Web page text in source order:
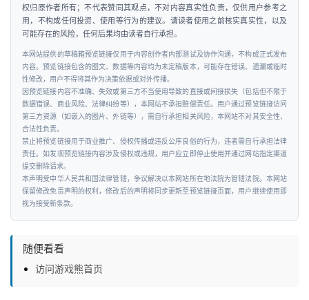
能
车
出
行
行
业
资
讯
权归原作者所有；不代表赞同其观点，不对内容真实性负责，仅供用户参考之
用，不构成任何投资、使用等行为的建议。请读者使用之前核实真实性，以及
可能存在的风险，任何后果均由读者自行承担。
本网站提供的草稿箱预览链接仅用于内容创作者内部测试及协作沟通，不构成正式发布
内容。预览链接包含的图文、数据等内容均为未定稿版本，可能存在错误、遗漏或临时
性修改，用户不得将其作为决策依据或对外传播。
因预览链接内容不准确、失效或第三方不当使用导致的直接或间接损失（包括但不限于
数据错误、商业风险、法律纠纷等），本网站不承担赔偿责任。用户通过预览链接访问
第三方资源（如嵌入的图片、外链等），需自行承担相关风险，本网站不对其安全性、
合法性负责。
禁止将预览链接用于商业推广、侵权传播或违反公序良俗的行为，违者需自行承担法律
责任。如发现预览链接内容涉及侵权或违规，用户应立即停止使用并通过网站指定渠道
提交删除请求。
本声明受中华人民共和国法律管辖，争议解决以本网站所在地法院为管辖法院。本网站
保留修改免责声明的权利，修改后的声明将同步更新至预览链接页面，用户继续使用即
视为接受新条款。
随便看看
访问游戏熊首页